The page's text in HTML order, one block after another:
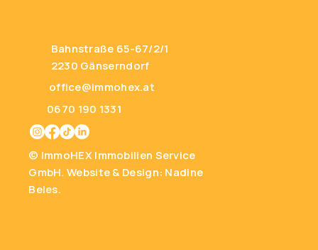
Bahnstraße 65-67/2/1
2230 Gänserndorf
office@immohex.at
0670 190 1331
© ImmoHEX Immobilien Service
GmbH.Website & Design: Nadine
Beles.